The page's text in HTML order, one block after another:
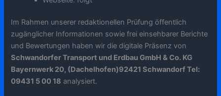
Im Rahmen unserer redaktionellen Prüfung öffentlich
zugänglicher Informationen sowie frei einsehbarer Berichte
und Bewertungen haben wir die digitale Präsenz von
Schwandorfer Transport und Erdbau GmbH & Co. KG
Bayernwerk 20, (Dachelhofen)92421 Schwandorf Tel:
09431 5 00 18 analysiert.